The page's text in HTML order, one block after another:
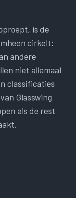
is de
cirkelt:
andere
niet allemaal
classificaties
Glasswing
als de rest